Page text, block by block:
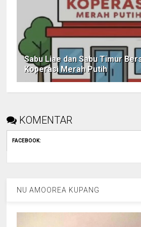
Sabu Liae dan Sabu Timur
Koperasi Merah Putih
KOMENTAR
FACEBOOK:
NU AMOOREA KUPANG